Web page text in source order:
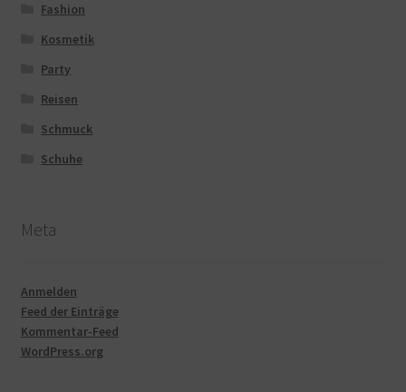
Fashion
Kosmetik
Party
Reisen
Schmuck
Schuhe
Meta
Anmelden
Feed der Einträge
Kommentar-Feed
WordPress.org